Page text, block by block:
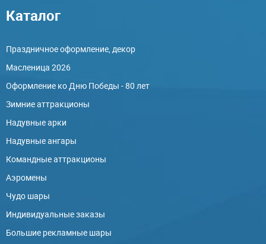
Каталог
Праздничное оформление, декор
Масленица 2026
Оформление ко Дню Победы - 80 лет
Зимние аттракционы
Надувные арки
Надувные ангары
Командные аттракционы
Аэромены
Чудо шары
Индивидуальные заказы
Большие рекламные шары